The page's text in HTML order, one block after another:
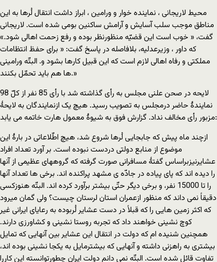
محیط لاریجانی ، نماینده خوار و ورامین ، ابراز داشت انتقال لُرها به این
مناطق موجب سلب آسایش و آرامش ساکنین بومی شده است. لاریجانی
گفت، « خوب است این قضیّه منظورنظر بوده و رفع زحمت اهالی شود.»
که داور ، وزیرعدلیه، بلافاصله در پاسخ گفت: « برای حفظ انتظامات
مملکتی و رفاه اهالی لازم است که این قبیل کارها بشود و. البتّه ورامینی
ها هم باید تحمّل بکنند.»
لایحه در صحن علنی مجلس به رأی گذاشته شد با رأی 85 نفر از کلّ 98
نمایندۀ حاضر درمجلس به تصویب رسید. هیچ یک ازنمایندگان به لایحۀ
مزبور رأی مخالف نداد. گزارش فوق به شیوۀ معمول هارت خاتمه می یابد:
ازچند ماه پیش که جابجایی لُرها شروع شد، هیچ اطّلاعاتی در بارۀ این
موضوع از منابع دولتی دردست نبوده است. بر آورد تعداد افراد
عشایرنیزبراساس گفتۀ مسافرانی صورت گرفته که گروههای عظیمی از آنها
را دیده اند که پای پیاده در جادّه ی مشهد پراکنده اند. برخی ها تعداد آنها
را تا 15000 نفر، و برخی دیگر حتّی بیشتر برآورد کرده اند. البتّه هنوزکسی
دقیقاً نمی داند که منظور ازعمران استان لرستان چیست؟ ولی گمان میرود
که اکثر زمین هایی را که قبلاً در دست عشایر لُربوده به رعایای ایرانی غیر
کوچ نشینی خواهند داد که تجربه روستا نشینی و کشاورزی دارند.
همچنین شنیده ام که دولت در انتقال این عشایر بین آنهایی که تمایل
بیشتری به راهزنی داشته و آنهایی که بیشترمایل به یکجا نشینی بوده اند،
تفاوت قائل شده است. البتّه نمی دانم دولت ایران چطورتوانسته این کاررا